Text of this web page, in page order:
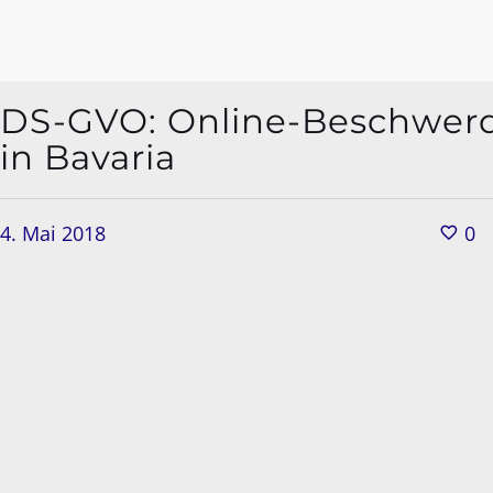
DS-GVO: Online-
in Bavaria
4. Mai 2018 0